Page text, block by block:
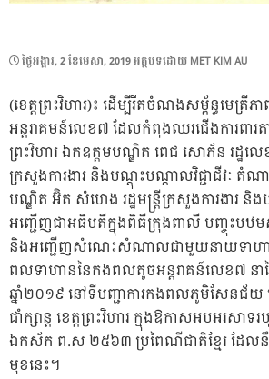
POSTED
ថ្ងៃ​អង្គារ, 2 ខែ​មេសា, 2019អត្ថបទដោយ MET KIM AU
(ខេត្តព្រះវិហារ)៖ ដើម្បីរឹតចំណងសម្ព័ន្ធមេត្
អន្តរាគមន៍លេខ៧ ដែលកំពុងឈរជើងការពារត
ព្រះវិហារ ឯកឧត្តមបណ្ឌិត ពេជ សោភ័ន រដ្ឋលេខ
ក្រសួងការងារ និងបណ្តុះបណ្តាលវិជ្ជាជីវៈ តំណ
បណ្ឌិត អ៊ិត សំហេង រដ្ឋមន្រ្តីក្រសួងការងារ និង
អញ្ជើញជាអធិបតីក្នុងពិធីក្រុងពាលី បញ្ចុះប
និងអញ្ជើញសំណេះសំណាលជាមួយនាយទាហា
ពលទាហាននៃកងពលតូចអន្តរាគន៍លេខ៧ នាថ្
ឆ្នាំ២០១៩ នៅទីបញ្ជាការកងពលភូមិសែនជ័
ជាំក្សាន្ត ខេត្តព្រះវិហារ ក្នុងឱកាសអបអរសាទរ
ឯកស័ក ព.ស ២៥៦៣ ប្រពៃណីជាតិខ្មែរ ដែល
មុខនេះ។